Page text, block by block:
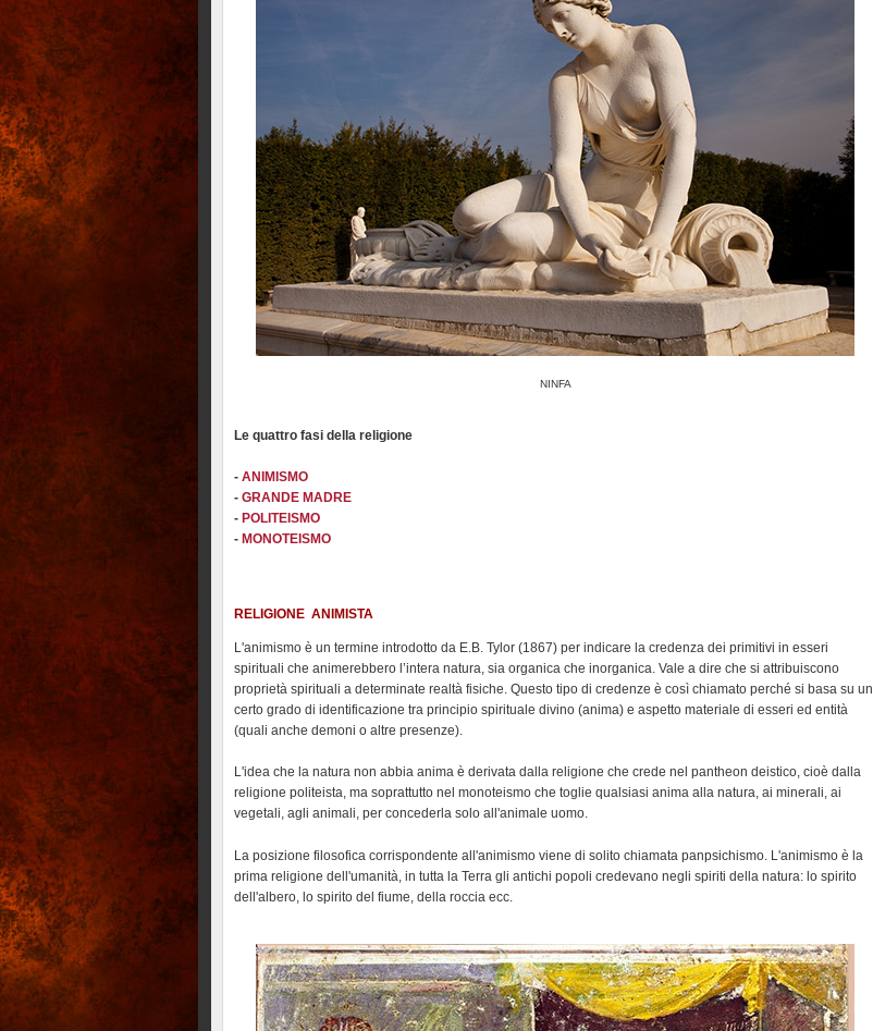
NINFA
Le quattro fasi della religione
- ANIMISMO
- GRANDE MADRE
- POLITEISMO
- MONOTEISMO
RELIGIONE ANIMISTA
L'animismo è un termine introdotto da E.B. Tylor (1867) per indicare la credenza dei primitivi in esseri
spirituali che animerebbero l’intera natura, sia organica che inorganica. Vale a dire che si attribuiscono
proprietà spirituali a determinate realtà fisiche. Questo tipo di credenze è così chiamato perché si basa su un
certo grado di identificazione tra principio spirituale divino (anima) e aspetto materiale di esseri ed entità
(quali anche demoni o altre presenze).
L'idea che la natura non abbia anima è derivata dalla religione che crede nel pantheon deistico, cioè dalla
religione politeista, ma soprattutto nel monoteismo che toglie qualsiasi anima alla natura, ai minerali, ai
vegetali, agli animali, per concederla solo all'animale uomo.
La posizione filosofica corrispondente all'animismo viene di solito chiamata panpsichismo. L'animismo è la
prima religione dell'umanità, in tutta la Terra gli antichi popoli credevano negli spiriti della natura: lo spirito
dell'albero, lo spirito del fiume, della roccia ecc.